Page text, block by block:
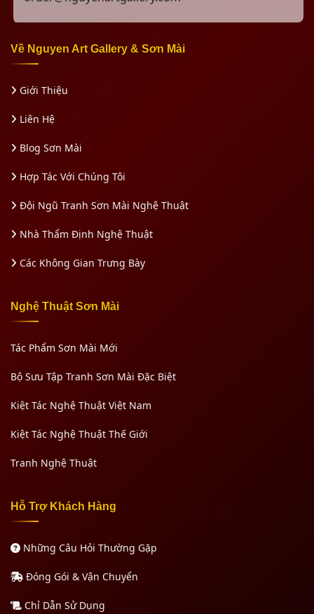
Về Nguyen Art Gallery & Sơn Mài
Giới Thiệu
Liên Hệ
Blog Sơn Mài
Hợp Tác Với Chúng Tôi
Đội Ngũ Tranh Sơn Mài Nghệ Thuật
Nhà Thẩm Định Nghệ Thuật
Các Không Gian Trưng Bày
Nghệ Thuật Sơn Mài
Tác Phẩm Sơn Mài Mới
Bộ Sưu Tập Tranh Sơn Mài Đặc Biệt
Kiệt Tác Nghệ Thuật Việt Nam
Kiệt Tác Nghệ Thuật Thế Giới
Tranh Nghệ Thuật
Hỗ Trợ Khách Hàng
Những Câu Hỏi Thường Gặp
Đóng Gói & Vận Chuyển
Chỉ Dẫn Sử Dụng